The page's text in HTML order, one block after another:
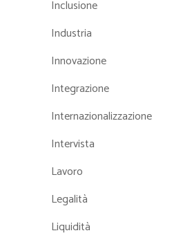
Inclusione
Industria
Innovazione
Integrazione
Internazionalizzazione
Intervista
Lavoro
Legalità
Liquidità